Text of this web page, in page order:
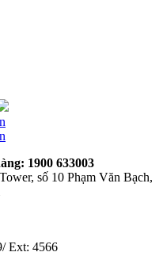
1900 633003
số 10 Phạm Văn Bạch,
Ext: 4566